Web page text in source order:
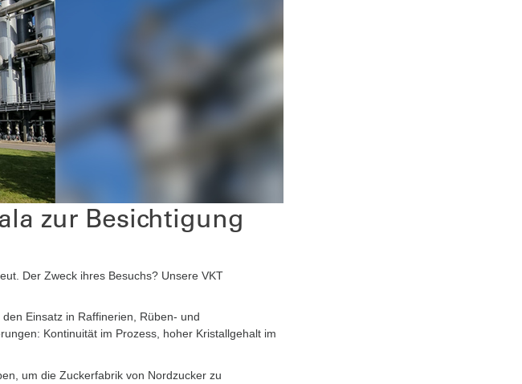
zur Besichtigung
Der Zweck ihres Besuchs? Unsere VKT
Einsatz in Raffinerien, Rüben- und
Kontinuität im Prozess, hoher Kristallgehalt im
um die Zuckerfabrik von Nordzucker zu